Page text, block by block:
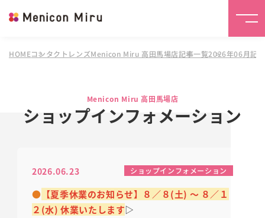
HOMEコンタクトレンズMenicon Miru 高田馬場店記事一覧2026年06月記
Menicon Miru 高田馬場店
ショップインフォメーション
2026.06.23 ショップインフォメーション
● 【夏季休業のお知らせ】８／８(土) ～ ８／１
２(水) 休業いたします▷